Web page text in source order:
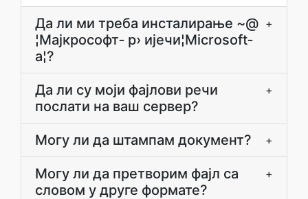
Да ли ми треба инсталирање ~@
¦Мајкрософт‐ р› ијечи¦Microsoft‐
a¦?
+
Да ли су моји фајлови речи
послати на ваш сервер?
+
Могу ли да штампам документ? +
Могу ли да претворим фајл са
словом у друге формате?
+